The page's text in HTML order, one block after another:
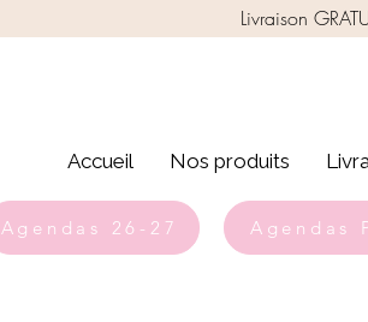
Livraison
Accueil Nos produits
Agendas 26-27 Agendas